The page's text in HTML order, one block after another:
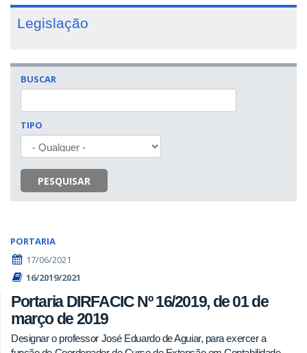
Legislação
BUSCAR
TIPO
PESQUISAR
PORTARIA
17/06/2021
16/2019/2021
Portaria DIRFACIC Nº 16/2019, de 01 de
março de 2019
Designar o professor José Eduardo de Aguiar, para exercer a